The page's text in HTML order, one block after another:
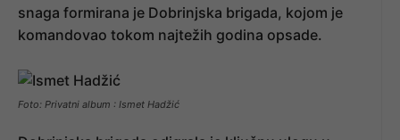
snaga formirana je Dobrinjska brigada, kojom je
komandovao tokom najtežih godina opsade.
Foto: Privatni album : Ismet Hadžić